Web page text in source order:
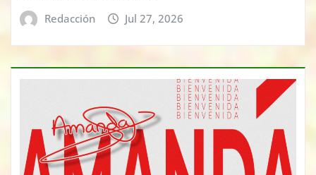
Redacción Jul 27, 2026